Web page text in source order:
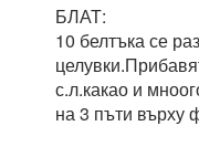
БЛАТ:
10 белтъка се
с.л.какао и
на 3 пъти върху